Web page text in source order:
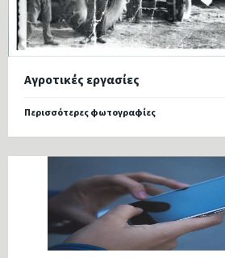
Αγροτικές εργασίες
Περισσότερες φωτογραφίες